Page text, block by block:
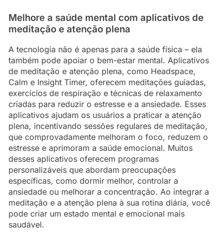
Melhore a saúde mental com aplicativos de
meditação e atenção plena
A tecnologia não é apenas para a saúde física – ela
também pode apoiar o bem-estar mental. Aplicativos
de meditação e atenção plena, como Headspace,
Calm e Insight Timer, oferecem meditações guiadas,
exercícios de respiração e técnicas de relaxamento
criadas para reduzir o estresse e a ansiedade. Esses
aplicativos ajudam os usuários a praticar a atenção
plena, incentivando sessões regulares de meditação,
que comprovadamente melhoram o foco, reduzem o
estresse e aprimoram a saúde emocional. Muitos
desses aplicativos oferecem programas
personalizáveis que abordam preocupações
específicas, como dormir melhor, controlar a
ansiedade ou melhorar a concentração. Ao integrar a
meditação e a atenção plena à sua rotina diária, você
pode criar um estado mental e emocional mais
saudável.